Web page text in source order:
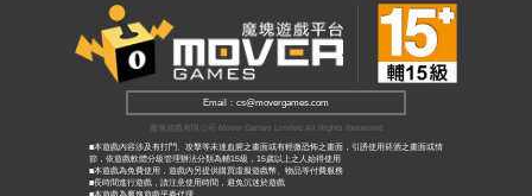
Email：cs@movergames.com
魔塊遊戲有限公司 Mover Games Limited All Rights Reserved
■本遊戲內容涉及有打鬥、攻擊等未達血腥之畫面或有輕微恐怖之畫面，引誘使用菸酒之畫面或情
節，依遊戲軟體分級管理辦法分類為輔15級，15歲以上之人始得使用
■本遊戲為免費使用，遊戲內另提供購買虛擬遊戲幣、物品等付費服務
■長時間進行遊戲，請注意使用時間，避免沉迷於遊戲